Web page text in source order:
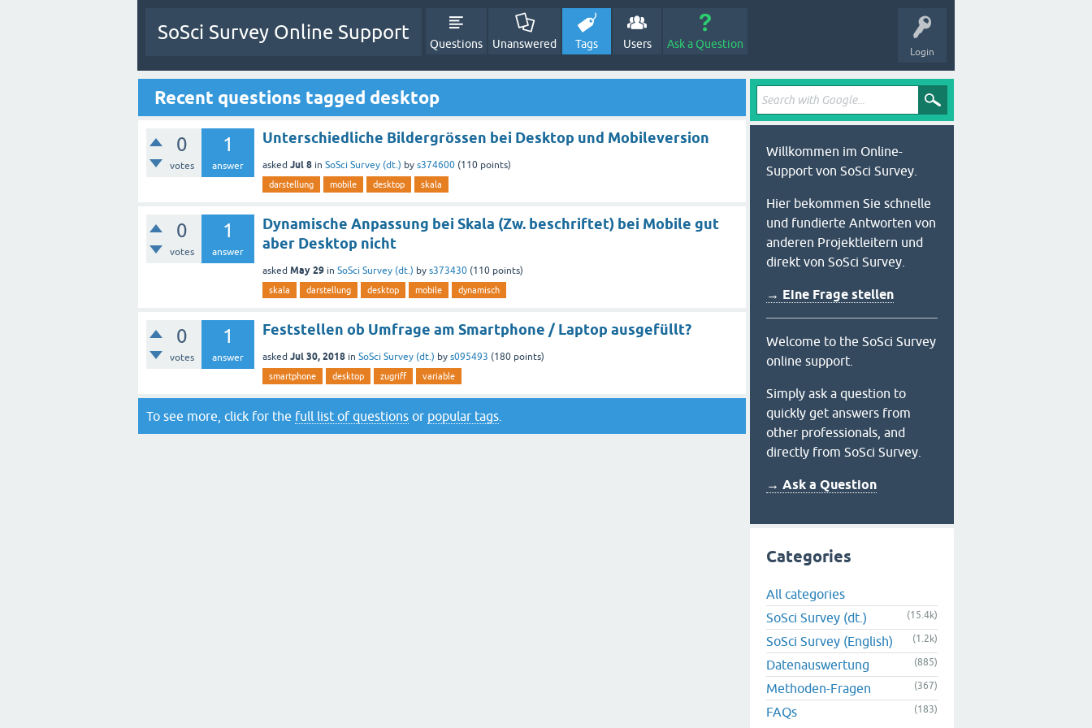
Login
SoSci Survey Online Support
Questions Unanswered Tags Users Ask a Question
Recent questions tagged desktop
0
votes
1
answer
Unterschiedliche Bildergrössen bei Desktop und Mobileversion
asked Jul 8 in SoSci Survey (dt.) by s374600 (110 points)
darstellung mobile desktop skala
0
votes
1
answer
Dynamische Anpassung bei Skala (Zw. beschriftet) bei Mobile gut
aber Desktop nicht
asked May 29 in SoSci Survey (dt.) by s373430 (110 points)
skala darstellung desktop mobile dynamisch
0
votes
1
answer
Feststellen ob Umfrage am Smartphone / Laptop ausgefüllt?
asked Jul 30, 2018 in SoSci Survey (dt.) by s095493 (180 points)
smartphone desktop zugriff variable
To see more, click for the full list of questions or popular tags
Willkommen im Online-
Support von SoSci Survey.
Hier bekommen Sie schnelle
und fundierte Antworten von
anderen Projektleitern und
direkt von SoSci Survey.
→ Eine Frage stellen
Welcome to the SoSci Survey
online support.
Simply ask a question to
quickly get answers from
other professionals, and
directly from SoSci Survey.
→ Ask a Question
Categories
All categories
SoSci Survey (dt.)
(15.4k)
SoSci Survey (English) (1.2k)
Datenauswertung (885)
Methoden-Fragen (367)
FAQs (183)